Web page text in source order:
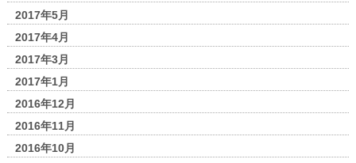
2017年5月
2017年4月
2017年3月
2017年1月
2016年12月
2016年11月
2016年10月